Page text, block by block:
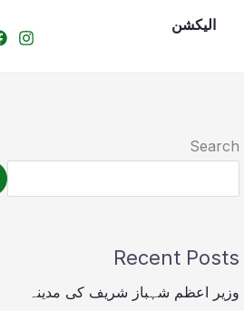
الیکشن
Search
Recent Posts
وزیر اعظم شہباز شریف کی مدینہ